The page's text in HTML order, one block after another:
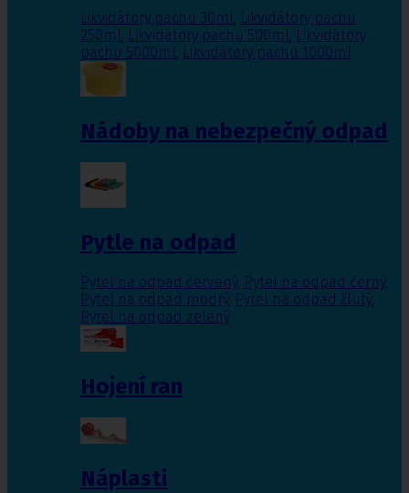
Likvidátory pachu 30ml, Likvidátory pachu
250ml, Likvidátory pachu 500ml, Likvidátory
pachu 5000ml, Likvidátory pachu 1000ml
Nádoby na nebezpečný odpad
Pytle na odpad
Pytel na odpad červený, Pytel na odpad černý,
Pytel na odpad modrý, Pytel na odpad žlutý,
Pytel na odpad zelený
Hojení ran
Náplasti